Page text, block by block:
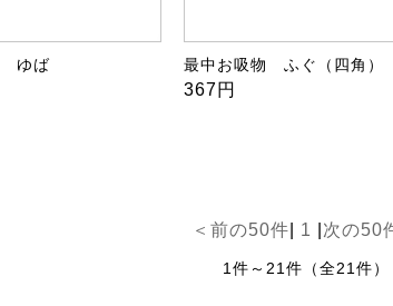
ゆば 最中お吸物 ふぐ（四角）
367円
＜前の50件 1 次の50
1件～21件（全21件）